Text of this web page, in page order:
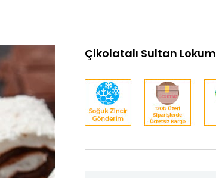
Çikolatalı Sultan Lokum